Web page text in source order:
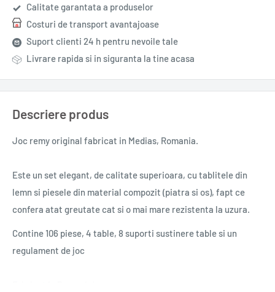
Calitate garantata a produselor
Costuri de transport avantajoase
Suport clienti 24 h pentru nevoile tale
Livrare rapida si in siguranta la tine acasa
Descriere produs
Joc remy original fabricat in Medias, Romania.
Este un set elegant, de calitate superioara, cu tablitele din
lemn si piesele din material compozit (piatra si os), fapt ce
confera atat greutate cat si o mai mare rezistenta la uzura.
Contine 106 piese, 4 table, 8 suporti sustinere table si un
regulament de joc